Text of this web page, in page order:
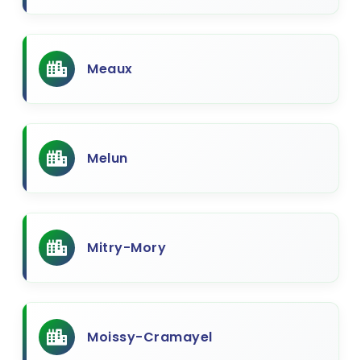
Meaux
Melun
Mitry-Mory
Moissy-Cramayel